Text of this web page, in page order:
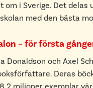
om i Sverige. Det delas
med den bästa
– för första
Donaldson och Axel
Deras